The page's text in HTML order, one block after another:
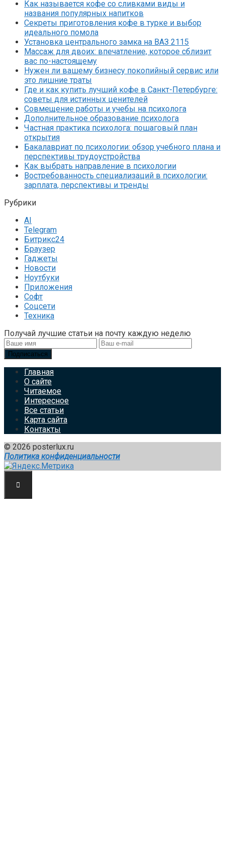
Как называется кофе со сливками виды и
названия популярных напитков
Секреты приготовления кофе в турке и выбор
идеального помола
Установка центрального замка на ВАЗ 2115
Массаж для двоих: впечатление, которое сблизит
вас по-настоящему
Нужен ли вашему бизнесу покопийный сервис или
это лишние траты
Где и как купить лучший кофе в Санкт-Петербурге:
советы для истинных ценителей
Совмещение работы и учебы на психолога
Дополнительное образование психолога
Частная практика психолога: пошаговый план
открытия
Бакалавриат по психологии: обзор учебного плана и
перспективы трудоустройства
Как выбрать направление в психологии
Востребованность специализаций в психологии:
зарплата, перспективы и тренды
Рубрики
AI
Telegram
Битрикс24
Браузер
Гаджеты
Новости
Ноутбуки
Приложения
Софт
Соцсети
Техника
Получай лучшие статьи на почту каждую неделю
Подписаться
Главная
О сайте
Читаемое
Интересное
Все статьи
Карта сайта
Контакты
© 2026 posterlux.ru
Политика конфиденциальности